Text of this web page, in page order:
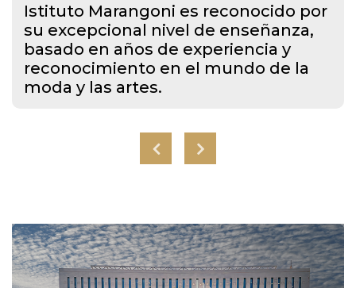
Istituto Marangoni es reconocido por
su excepcional nivel de enseñanza,
basado en años de experiencia y
reconocimiento en el mundo de la
moda y las artes.